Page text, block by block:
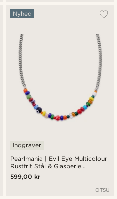
Pearlmania | Evil Eye Multicolour
Rustfrit Stål & Glasperle
Halskæde
Nyhed
Indgraver
599,00 kr
OTSU